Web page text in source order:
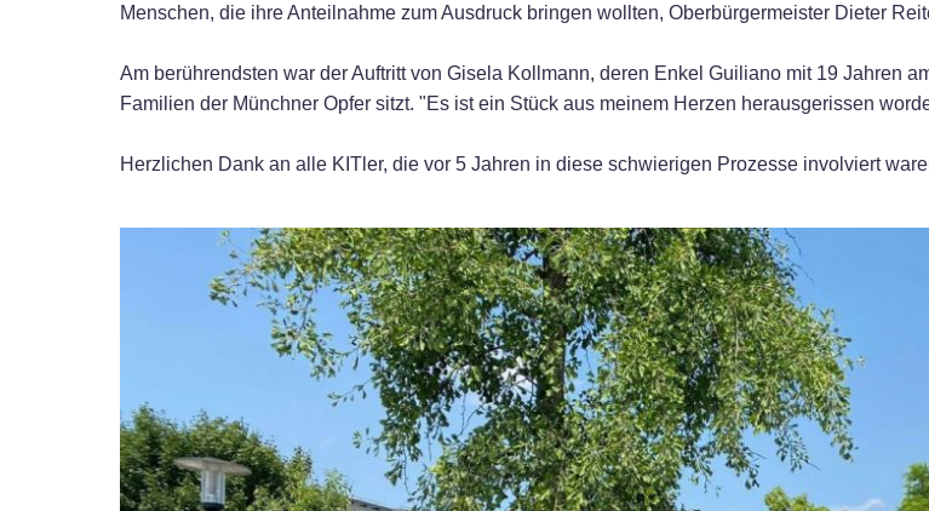
Menschen, die ihre Anteilnahme zum Ausdruck bringen wollten, Oberbürgermeister Dieter
Am berührendsten war der Auftritt von Gisela Kollmann, deren Enkel Guiliano mit 19 Jahren
Familien der Münchner Opfer sitzt. "Es ist ein Stück aus meinem Herzen herausgerissen
Herzlichen Dank an alle KITler, die vor 5 Jahren in diese schwierigen Prozesse involviert